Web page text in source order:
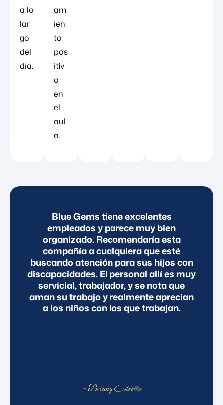
a lo
lar
go
del
día.
am
ien
to
pos
itiv
o
en
el
aul
a.
Blue Gems tiene excelentes
empleados y parece muy bien
organizado. Recomendaría esta
compañía a cualquiera que esté
buscando atención para sus hijos con
discapacidades. El personal allí es muy
servicial, trabajador, y se nota que
aman su trabajo y realmente aprecian
a los niños con los que trabajan.
- Briany Estrella